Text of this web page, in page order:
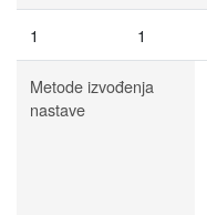
1 1
Metode izvođenja
nastave